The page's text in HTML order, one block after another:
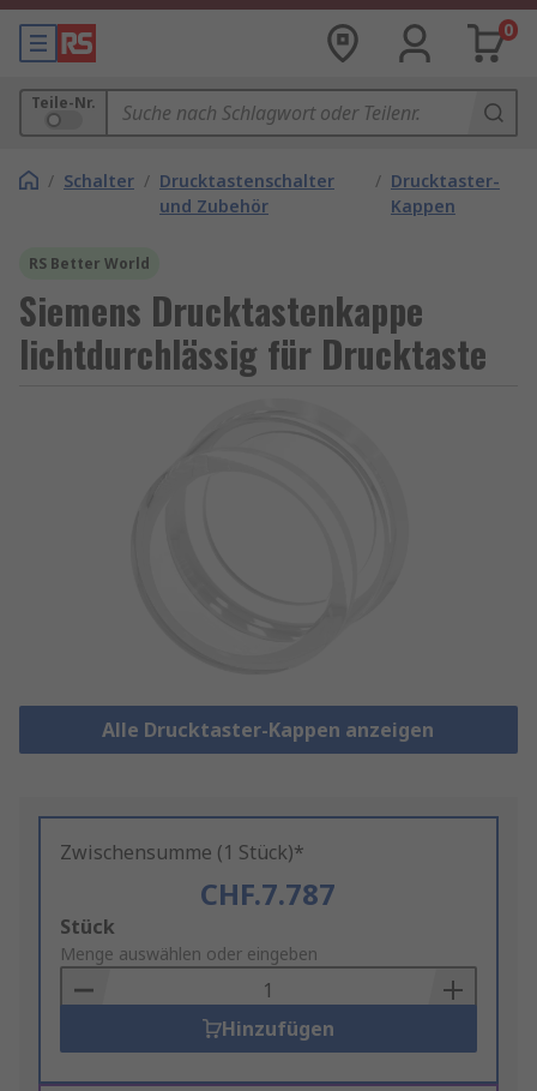
0
Teile-Nr.
/ Schalter / Drucktastenschalter
und Zubehör
/ Drucktaster-
Kappen
RS Better World
Siemens Drucktastenkappe
lichtdurchlässig für Drucktaste
Alle Drucktaster-Kappen anzeigen
Zwischensumme (1 Stück)*
CHF.7.787
Add
to
Basket
Stück
Menge auswählen oder eingeben
Hinzufügen